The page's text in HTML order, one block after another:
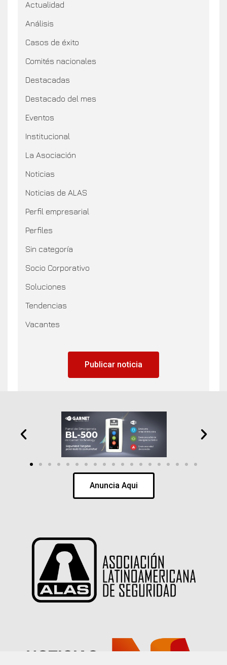
Actualidad
Análisis
Casos de éxito
Comités nacionales
Destacadas
Destacado del mes
Eventos
Institucional
La Asociación
Noticias
Noticias de ALAS
Perfil empresarial
Perfiles
Sin categoría
Socio Corporativo
Soluciones
Tendencias
Vacantes
Publicar noticia
Anuncia Aqui